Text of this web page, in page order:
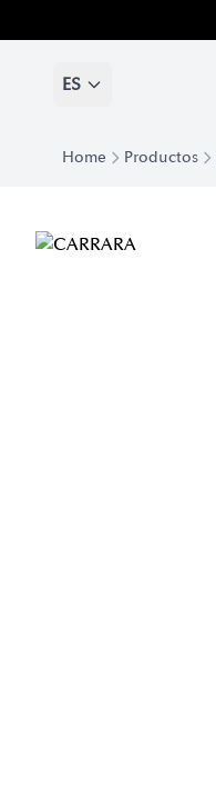
ES
Home Productos